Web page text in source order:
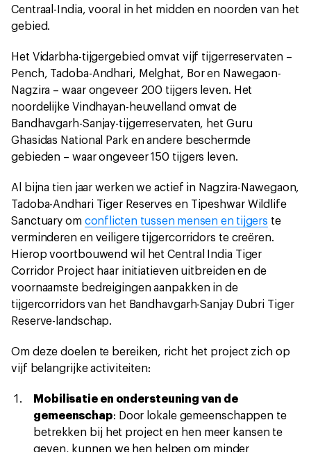
Centraal-India, vooral in het midden en noorden van het
gebied.
Het Vidarbha-tijgergebied omvat vijf tijgerreservaten –
Pench, Tadoba-Andhari, Melghat, Bor en Nawegaon-
Nagzira – waar ongeveer 200 tijgers leven. Het
noordelijke Vindhayan-heuvelland omvat de
Bandhavgarh-Sanjay-tijgerreservaten, het Guru
Ghasidas National Park en andere beschermde
gebieden – waar ongeveer 150 tijgers leven.
Al bijna tien jaar werken we actief in Nagzira-Nawegaon,
Tadoba-Andhari Tiger Reserves en Tipeshwar Wildlife
Sanctuary om conflicten tussen mensen en tijgers te
verminderen en veiligere tijgercorridors te creëren.
Hierop voortbouwend wil het Central India Tiger
Corridor Project haar initiatieven uitbreiden en de
voornaamste bedreigingen aanpakken in de
tijgercorridors van het Bandhavgarh-Sanjay Dubri Tiger
Reserve-landschap.
Om deze doelen te bereiken, richt het project zich op
vijf belangrijke activiteiten:
Mobilisatie en ondersteuning van de
gemeenschap: Door lokale gemeenschappen te
betrekken bij het project en hen meer kansen te
geven, kunnen we hen helpen om minder